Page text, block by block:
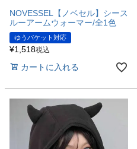
NOVESSEL【ノベセル】シース
ルーアームウォーマー/全1色
ゆうパケット対応
¥1,518税込
カートに入れる